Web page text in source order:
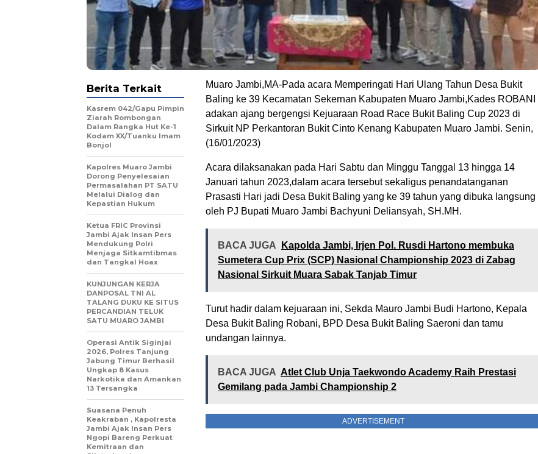
Muaro Jambi,MA-Pada acara Memperingati Hari Ulang Tahun Desa Bukit
Baling ke 39 Kecamatan Sekernan Kabupaten Muaro Jambi,Kades ROBANI
adakan ajang bergengsi Kejuaraan Road Race Bukit Baling Cup 2023 di
Sirkuit NP Perkantoran Bukit Cinto Kenang Kabupaten Muaro Jambi. Senin,
(16/01/2023)
Acara dilaksanakan pada Hari Sabtu dan Minggu Tanggal 13 hingga 14
Januari tahun 2023,dalam acara tersebut sekaligus penandatanganan
Prasasti Hari jadi Desa Bukit Baling yang ke 39 tahun yang dibuka langsung
oleh PJ Bupati Muaro Jambi Bachyuni Deliansyah, SH.MH.
BACA JUGA
Kapolda Jambi, Irjen Pol. Rusdi Hartono membuka
Sumetera Cup Prix (SCP) Nasional Championship 2023 di Zabag
Nasional Sirkuit Muara Sabak Tanjab Timur
Turut hadir dalam kejuaraan ini, Sekda Mauro Jambi Budi Hartono, Kepala
Desa Bukit Baling Robani, BPD Desa Bukit Baling Saeroni dan tamu
undangan lainnya.
BACA JUGA Atlet Club Unja Taekwondo Academy Raih Prestasi
Gemilang pada Jambi Championship 2
ADVERTISEMENT
.
Berita Terkait
Kasrem 042/Gapu Pimpin
Ziarah Rombongan
Dalam Rangka Hut Ke-1
Kodam XX/Tuanku Imam
Bonjol
Kapolres Muaro Jambi
Dorong Penyelesaian
Permasalahan PT SATU
Melalui Dialog dan
Kepastian Hukum
Ketua FRIC Provinsi
Jambi Ajak Insan Pers
Mendukung Polri
Menjaga Sitkamtibmas
dan Tangkal Hoax
KUNJUNGAN KERJA
DANPOSAL TNI AL
TALANG DUKU KE SITUS
PERCANDIAN TELUK
SATU MUARO JAMBI
Operasi Antik Siginjai
2026, Polres Tanjung
Jabung Timur Berhasil
Ungkap 8 Kasus
Narkotika dan Amankan
13 Tersangka
Suasana Penuh
Keakraban , Kapolresta
Jambi Ajak Insan Pers
Ngopi Bareng Perkuat
Kemitraan dan